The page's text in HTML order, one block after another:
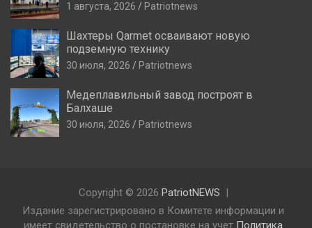
1 августа, 2026 Patriotnews
Шахтеры Qarmet осваивают новую
подземную технику
30 июля, 2026 Patriotnews
Медеплавильный завод построят в
Балхаше
30 июля, 2026 Patriotnews
Copyright © 2026 PatriotNEWS
Издание зарегистрировано в Комитете информации и
имеет свидетельство о постановке на учет Политика